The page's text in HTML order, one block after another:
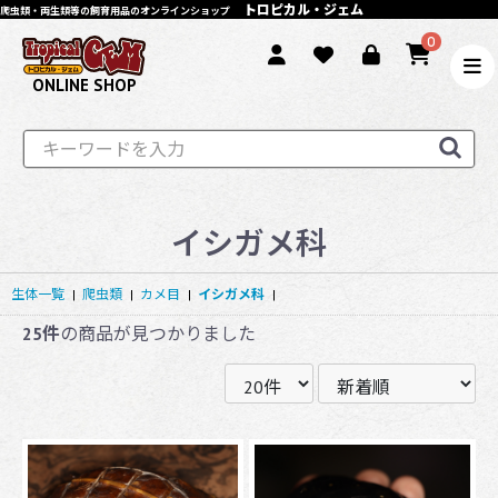
爬虫類・両生類等の飼育用品のオンラインショップ トロピカル・ジェム
0
ONLINE SHOP
イシガメ科
生体一覧 | 爬虫類 | カメ目 | イシガメ科 |
25件の商品が見つかりました